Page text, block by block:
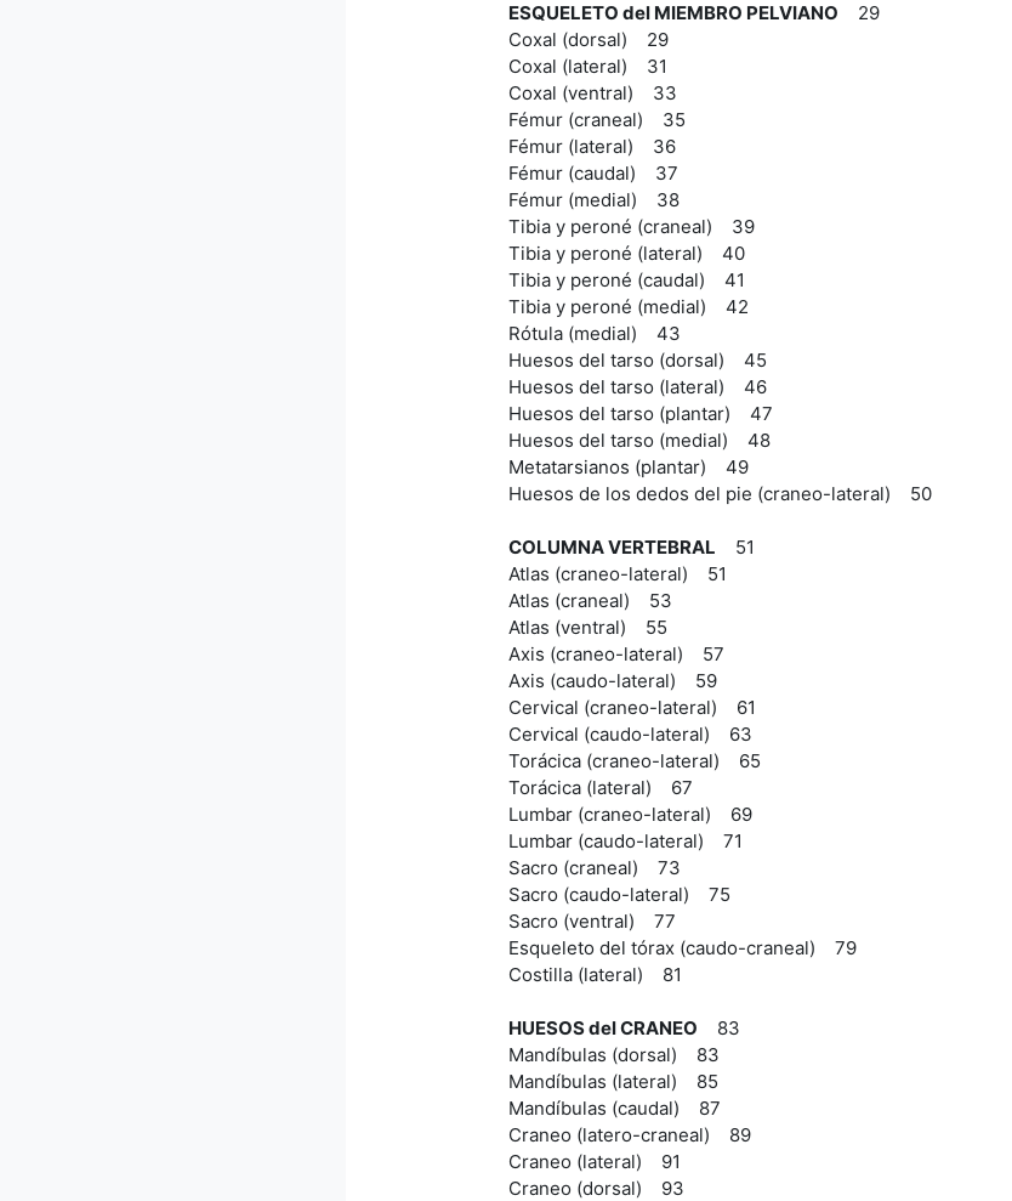
ESQUELETO del MIEMBRO PELVIANO 29
Coxal (dorsal) 29
Coxal (lateral) 31
Coxal (ventral) 33
Fémur (craneal) 35
Fémur (lateral) 36
Fémur (caudal) 37
Fémur (medial) 38
Tibia y peroné (craneal) 39
Tibia y peroné (lateral) 40
Tibia y peroné (caudal) 41
Tibia y peroné (medial) 42
Rótula (medial) 43
Huesos del tarso (dorsal) 45
Huesos del tarso (lateral) 46
Huesos del tarso (plantar) 47
Huesos del tarso (medial) 48
Metatarsianos (plantar) 49
Huesos de los dedos del pie (craneo-lateral) 50
COLUMNA VERTEBRAL 51
Atlas (craneo-lateral) 51
Atlas (craneal) 53
Atlas (ventral) 55
Axis (craneo-lateral) 57
Axis (caudo-lateral) 59
Cervical (craneo-lateral) 61
Cervical (caudo-lateral) 63
Torácica (craneo-lateral) 65
Torácica (lateral) 67
Lumbar (craneo-lateral) 69
Lumbar (caudo-lateral) 71
Sacro (craneal) 73
Sacro (caudo-lateral) 75
Sacro (ventral) 77
Esqueleto del tórax (caudo-craneal) 79
Costilla (lateral) 81
HUESOS del CRANEO 83
Mandíbulas (dorsal) 83
Mandíbulas (lateral) 85
Mandíbulas (caudal) 87
Craneo (latero-craneal) 89
Craneo (lateral) 91
Craneo (dorsal) 93